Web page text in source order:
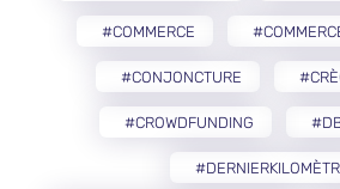
#COMMERCE
#CONJONCTURE
#CROWDFUNDING